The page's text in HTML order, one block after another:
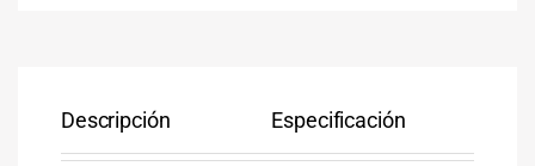
Descripción Especificación